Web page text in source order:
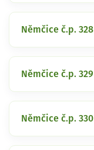
Němčice č.p. 328
Němčice č.p. 329
Němčice č.p. 330